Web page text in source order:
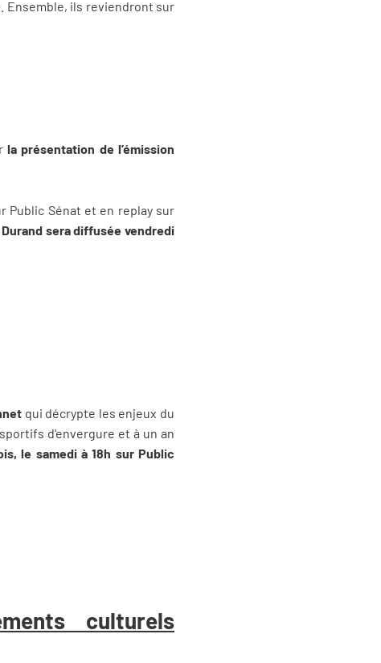
ils reviendront sur
la présentation de l’émission
Public Sénat et en replay sur
sera diffusée vendredi
qui décrypte les enjeux du
d'envergure et à un an
le samedi à 18h sur Public
culturels